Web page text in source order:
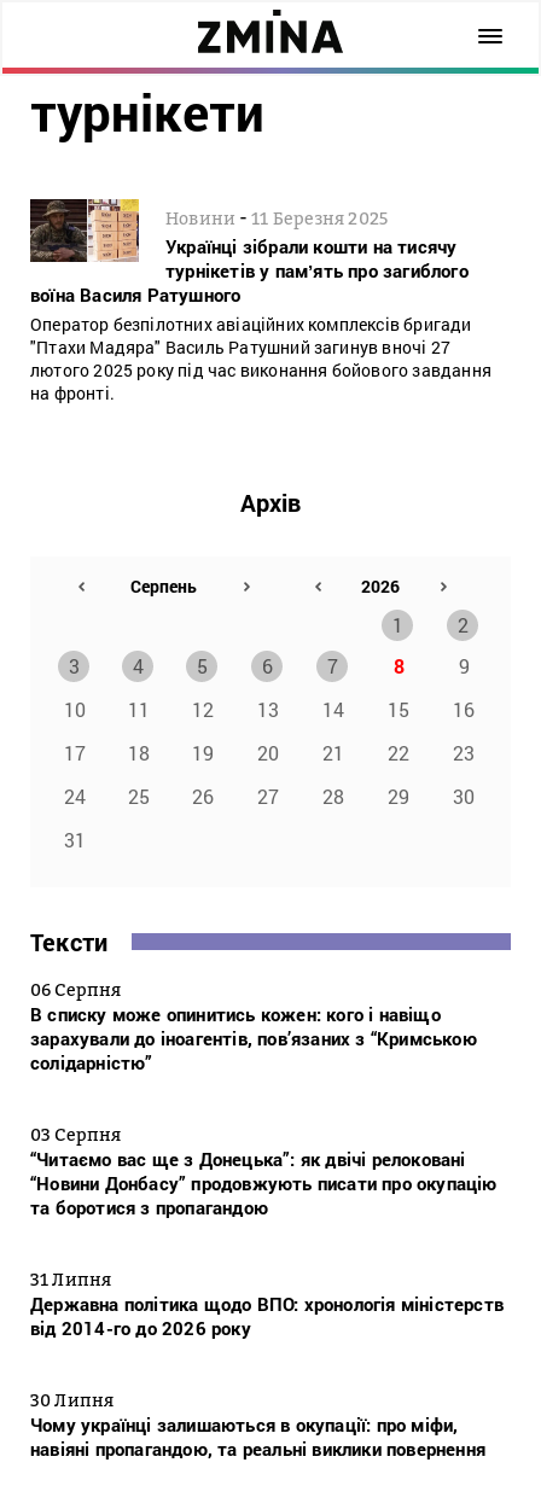
турнікети
Новини -11 Березня 2025
Українці зібрали кошти на тисячу
турнікетів у памʼять про загиблого
воїна Василя Ратушного
Оператор безпілотних авіаційних комплексів бригади
"Птахи Мадяра" Василь Ратушний загинув вночі 27
лютого 2025 року під час виконання бойового завдання
на фронті.
Архів
1
2
3
4 5 6 7 8
9
10
11 12 13 14 15
16
17
18 19 20 21 22
23
24
25 26 27 28 29
30
31
Тексти
06 Серпня
В списку може опинитись кожен: кого і навіщо
зарахували до іноагентів, пов’язаних з “Кримською
солідарністю”
03 Серпня
“Читаємо вас ще з Донецька”: як двічі релоковані
“Новини Донбасу” продовжують писати про окупацію
та боротися з пропагандою
31 Липня
Державна політика щодо ВПО: хронологія міністерств
від 2014-го до 2026 року
30 Липня
Чому українці залишаються в окупації: про міфи,
навіяні пропагандою, та реальні виклики повернення